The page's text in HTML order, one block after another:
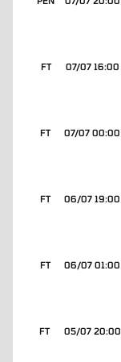
07/07 16:00
FT
07/07 00:00
FT
06/07 19:00
FT
06/07 01:00
FT
05/07 20:00
FT